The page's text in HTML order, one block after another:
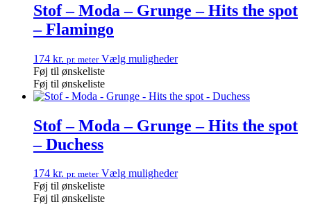
Stof – Moda – Grunge – Hits the spot
– Flamingo
174 kr. pr. meter Vælg muligheder
Føj til ønskeliste
Føj til ønskeliste
Stof – Moda – Grunge – Hits the spot
– Duchess
174 kr. pr. meter Vælg muligheder
Føj til ønskeliste
Føj til ønskeliste